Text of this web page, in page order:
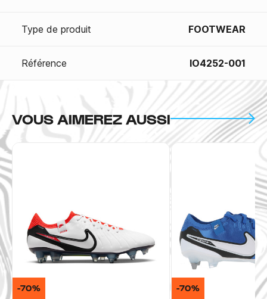
Type de produit FOOTWEAR
Référence IO4252-001
VOUS AIMEREZ AUSSI
-70% -70%